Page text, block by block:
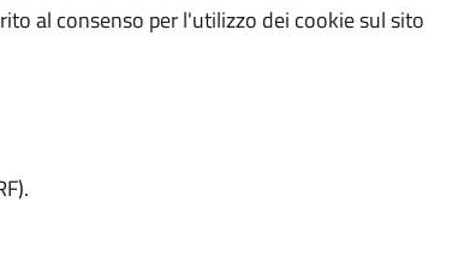
al consenso per l'utilizzo dei cookie sul sito